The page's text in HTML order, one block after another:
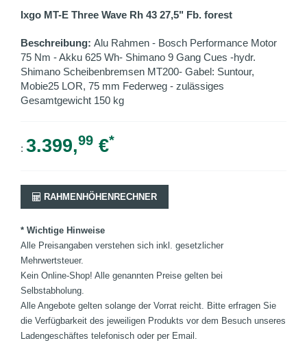
Ixgo MT-E Three Wave Rh 43 27,5" Fb. forest
Beschreibung: Alu Rahmen - Bosch Performance Motor
75 Nm - Akku 625 Wh- Shimano 9 Gang Cues -hydr.
Shimano Scheibenbremsen MT200- Gabel: Suntour,
Mobie25 LOR, 75 mm Federweg - zulässiges
Gesamtgewicht 150 kg
: 3.399,99 €*
RAHMENHÖHENRECHNER
* Wichtige Hinweise
Alle Preisangaben verstehen sich inkl. gesetzlicher
Mehrwertsteuer.
Kein Online-Shop! Alle genannten Preise gelten bei
Selbstabholung.
Alle Angebote gelten solange der Vorrat reicht. Bitte erfragen Sie
die Verfügbarkeit des jeweiligen Produkts vor dem Besuch unseres
Ladengeschäftes telefonisch oder per Email.